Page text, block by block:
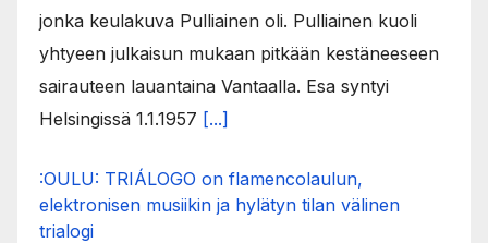
jonka keulakuva Pulliainen oli. Pulliainen kuoli
yhtyeen julkaisun mukaan pitkään kestäneeseen
sairauteen lauantaina Vantaalla. Esa syntyi
Helsingissä 1.1.1957 [...]
:OULU: TRIÁLOGO on flamencolaulun,
elektronisen musiikin ja hylätyn tilan välinen
trialogi